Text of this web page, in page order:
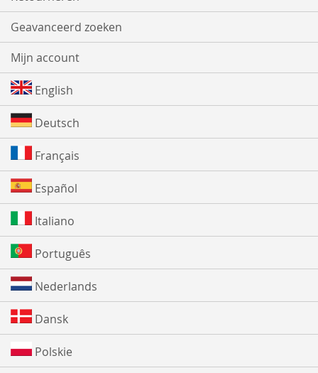
Geavanceerd zoeken
Mijn account
English
Deutsch
Français
Español
Italiano
Português
Nederlands
Dansk
Polskie